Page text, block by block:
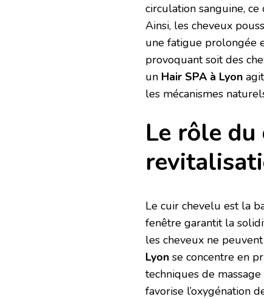
circulation sanguine,
Ainsi, les cheveux
une fatigue prolongée
provoquant soit des
un Hair SPA à Lyon
les mécanismes
Le rôle
Le cuir chevelu est la
fenêtre garantit la
les cheveux ne
Lyon se concentre en
techniques de
favorise l’oxygénation